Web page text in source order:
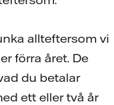
allteftersom vi
förra året. De
du betalar
ett eller två år